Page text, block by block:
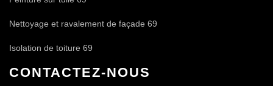
Nettoyage et ravalement de façade 69
Isolation de toiture 69
CONTACTEZ-NOUS